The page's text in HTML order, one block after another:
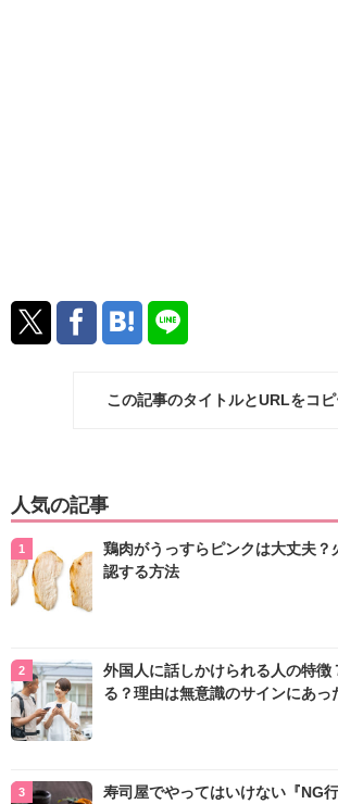
この記事のタイトルとURLをコ
人気の記事
鶏肉がうっすらピンクは大丈夫？
認する方法
外国人に話しかけられる人の特
る？理由は無意識のサインにあっ
寿司屋でやってはいけない『NG